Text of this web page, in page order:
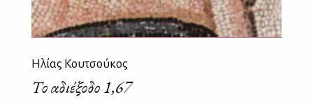
Ηλίας Κουτσούκος
Το αδιέξοδο 1,67